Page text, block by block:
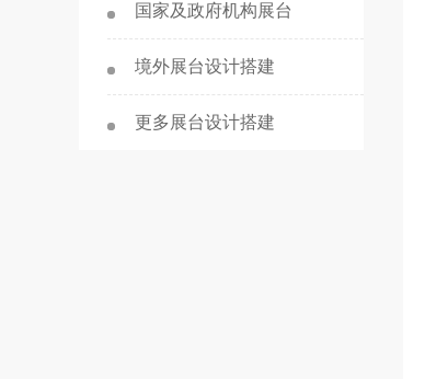
国家及政府机构展台
境外展台设计搭建
更多展台设计搭建